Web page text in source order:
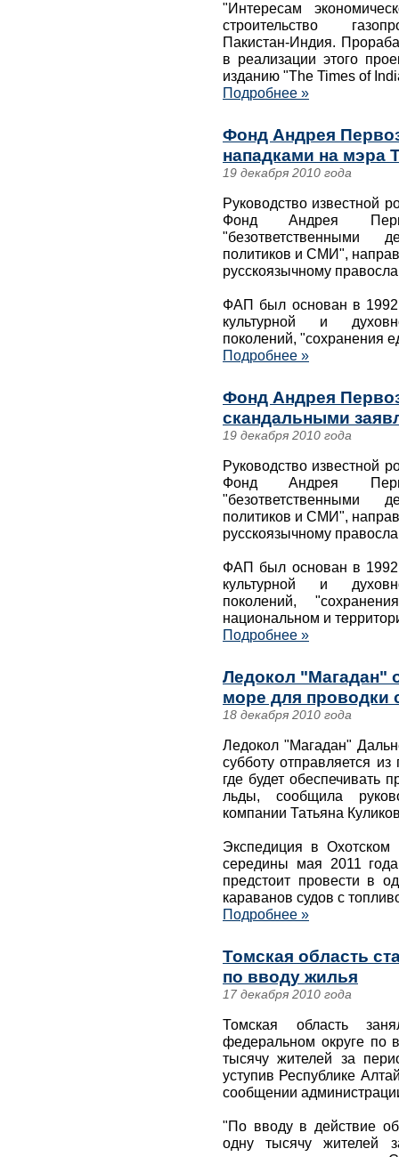
"Интересам
строительство
Пакистан-Индия.
в реализации этого
изданию "The Times of
Подробнее »
Фонд Андрея
нападками на мэра
19 декабря 2010 года
Руководство известной
Фонд Андрея
"безответственными
политиков и СМИ",
русскоязычному
ФАП был основан в 1992
культурной и
поколений, "сохранения
Подробнее »
Фонд Андрея
скандальными
19 декабря 2010 года
Руководство известной
Фонд Андрея
"безответственными
политиков и СМИ",
русскоязычному
ФАП был основан в 1992
культурной и
поколений,
национальном и
Подробнее »
Ледокол "Магадан"
море для проводки
18 декабря 2010 года
Ледокол "Магадан"
субботу отправляется
где будет обеспечивать
льды, сообщила
компании Татьяна
Экспедиция в Охотском
середины мая 2011
предстоит провести в
караванов судов с
Подробнее »
Томская область
по вводу жилья
17 декабря 2010 года
Томская область
федеральном округе по
тысячу жителей за
уступив Республике
сообщении
"По вводу в действие
одну тысячу жителей